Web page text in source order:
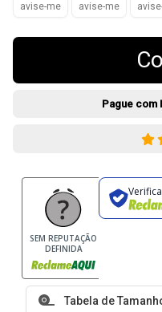
avise-me avise-me
Pague com
SEM REPUTAÇÃO
DEFINIDA
Tabela de